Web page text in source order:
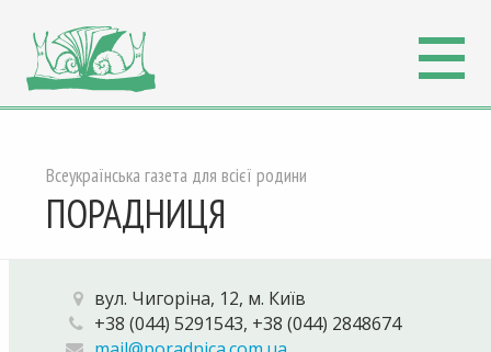
Всеукраїнська газета для всієї родини
ПОРАДНИЦЯ
вул. Чигоріна, 12, м. Київ
+38 (044) 5291543, +38 (044) 2848674